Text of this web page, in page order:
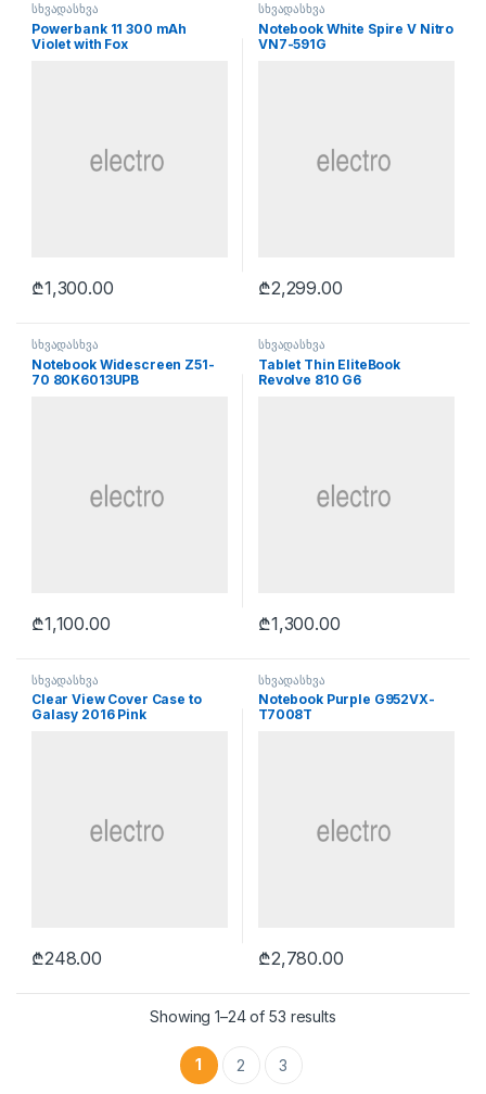
სხვადასხვა
Powerbank 11 300 mAh
Violet with Fox
₾1,300.00
სხვადასხვა
Notebook White Spire V Nitro
VN7-591G
₾2,299.00
სხვადასხვა
Notebook Widescreen Z51-
70 80K6013UPB
₾1,100.00
სხვადასხვა
Tablet Thin EliteBook
Revolve 810 G6
₾1,300.00
სხვადასხვა
Clear View Cover Case to
Galasy 2016 Pink
₾248.00
სხვადასხვა
Notebook Purple G952VX-
T7008T
₾2,780.00
Showing 1–24 of 53 results
1 2 3